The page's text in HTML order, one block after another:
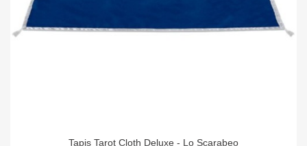
Tapis Tarot Cloth Deluxe - Lo Scarabeo